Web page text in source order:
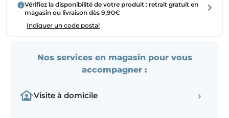
Vérifiez la disponibilité de votre produit : retrait gratuit en
magasin ou livraison dès 9,90€
Indiquer un code postal
Nos services en magasin pour vous
accompagner :
Visite à domicile ›